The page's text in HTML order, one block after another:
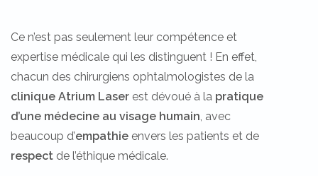
Ce n’est pas seulement leur compétence et
expertise médicale qui les distinguent ! En effet,
chacun des chirurgiens ophtalmologistes de la
clinique Atrium Laser est dévoué à la pratique
d’une médecine au visage humain, avec
beaucoup d’empathie envers les patients et de
respect de l’éthique médicale.